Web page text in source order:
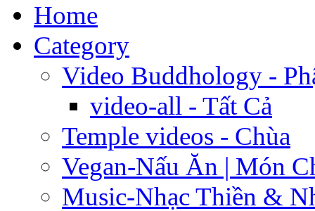
Home
Category
Video Buddhology -
video-all - Tất Cả
Temple videos - Chùa
Vegan-Nấu Ăn | Món
Music-Nhạc Thiền &